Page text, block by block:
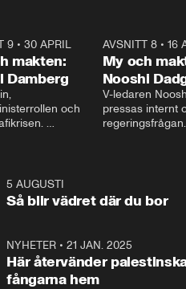
9• 30 APRIL
makten:
Damberg
och
och Makten.
AVSNITT 8• 16
My och
Nooshi
V-ledaren
pressas internt
regeringsfrågan.
– Vi ställer upp i
vara med så
5 AUGUSTI
Så blir vädret där du bor
NYHETER •21 JAN. 2025
Här återvänder
fångarna hem